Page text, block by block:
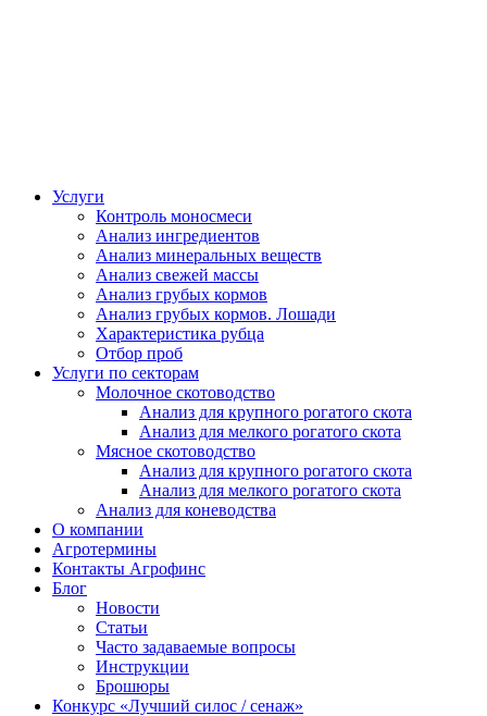
Услуги
Контроль моносмеси
Анализ ингредиентов
Анализ минеральных веществ
Анализ свежей массы
Анализ грубых кормов
Анализ грубых кормов. Лошади
Характеристика рубца
Отбор проб
Услуги по секторам
Молочное скотоводство
Анализ для крупного рогатого скота
Анализ для мелкого рогатого скота
Мясное скотоводство
Анализ для крупного рогатого скота
Анализ для мелкого рогатого скота
Анализ для коневодства
О компании
Агротермины
Контакты Агрофинс
Блог
Новости
Статьи
Часто задаваемые вопросы
Инструкции
Брошюры
Конкурс «Лучший силос / сенаж»